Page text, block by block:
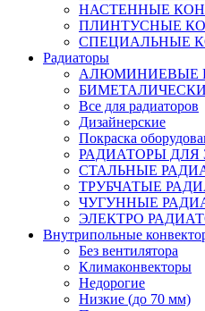
НАСТЕННЫЕ
ПЛИНТУСНЫЕ
СПЕЦИАЛЬНЫЕ
Радиаторы
АЛЮМИНИЕВЫЕ
Все для радиаторов
Дизайнерские
Покраска
РАДИАТОРЫ
СТАЛЬНЫЕ
ТРУБЧАТЫЕ
ЧУГУННЫЕ
ЭЛЕКТРО
Внутрипольные
Без вентилятора
Климаконвекторы
Недорогие
Низкие (до 70 мм)